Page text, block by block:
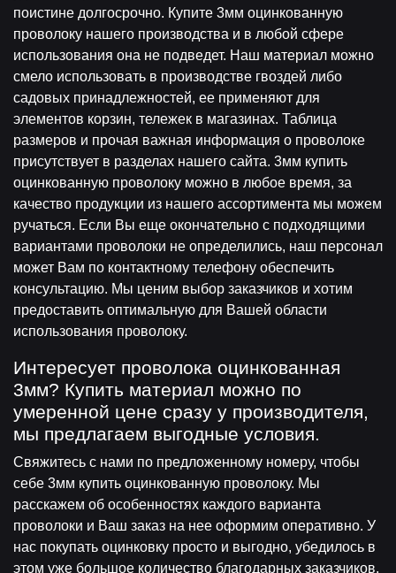
поистине долгосрочно. Купите 3мм оцинкованную
проволоку нашего производства и в любой сфере
использования она не подведет. Наш материал можно
смело использовать в производстве гвоздей либо
садовых принадлежностей, ее применяют для
элементов корзин, тележек в магазинах. Таблица
размеров и прочая важная информация о проволоке
присутствует в разделах нашего сайта. 3мм купить
оцинкованную проволоку можно в любое время, за
качество продукции из нашего ассортимента мы можем
ручаться. Если Вы еще окончательно с подходящими
вариантами проволоки не определились, наш персонал
может Вам по контактному телефону обеспечить
консультацию. Мы ценим выбор заказчиков и хотим
предоставить оптимальную для Вашей области
использования проволоку.
Интересует проволока оцинкованная
3мм? Купить материал можно по
умеренной цене сразу у производителя,
мы предлагаем выгодные условия.
Свяжитесь с нами по предложенному номеру, чтобы
себе 3мм купить оцинкованную проволоку. Мы
расскажем об особенностях каждого варианта
проволоки и Ваш заказ на нее оформим оперативно. У
нас покупать оцинковку просто и выгодно, убедилось в
этом уже большое количество благодарных заказчиков.